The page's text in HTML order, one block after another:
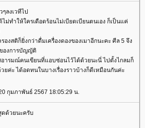
ลงเวทีไป
ม่ทำให้ใครเดือดร้อนไม่เบียดเบียนตนเอง ก็เป็นแค่
งสติก็ยิ่งกว่าดื่มเครื่องดองของเมาอีกนะคะ ศีล 5 จึง
องการบัญญัติ
ารมณ์คนเขียนที่แอบซ่อนไว้ได้ด้วยนะนี่ ไปตั้งไกลมก็
ยค่ะ ได้อดทนในบางเรื่องราวบ้างก็ดีเหมือนกันค่ะ
กุมภาพันธ์ 2567 18:05:29 น.
ด้วยนะครับ